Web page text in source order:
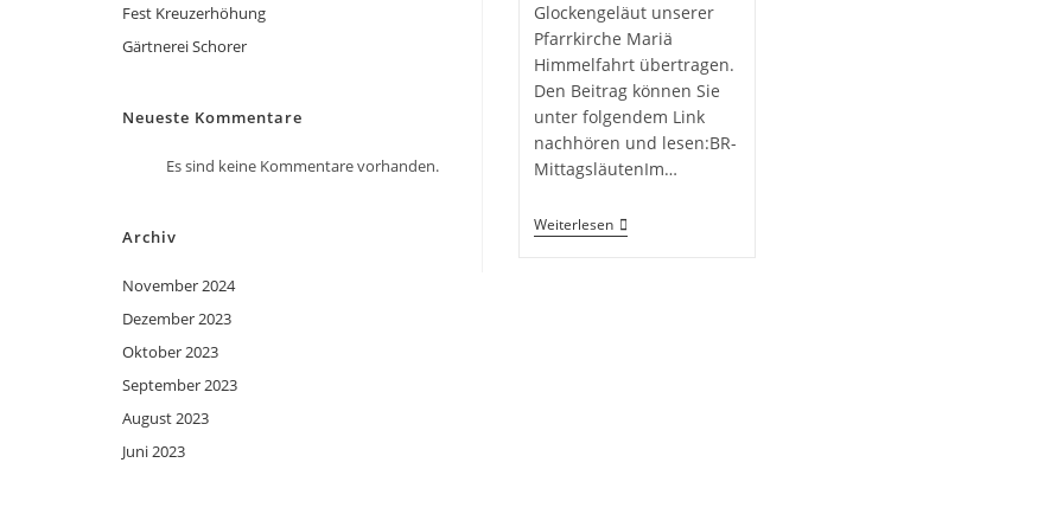
Glockengeläut unserer
Pfarrkirche Mariä
Himmelfahrt übertragen.
Den Beitrag können Sie
unter folgendem Link
nachhören und lesen:BR-
MittagsläutenIm…
Weiterlesen
Fest Kreuzerhöhung
Gärtnerei Schorer
Neueste Kommentare
Es sind keine Kommentare vorhanden.
Archiv
November 2024
Dezember 2023
Oktober 2023
September 2023
August 2023
Juni 2023